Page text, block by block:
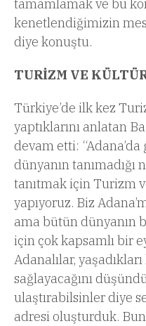
tamamlamak ve bu
kenetlendiğimizin
diye konuştu.
TURİZM VE
Türkiye’de ilk kez
yaptıklarını anlatan
devam etti:
dünyanın
tanıtmak için Turizm
yapıyoruz. Biz
ama bütün dünyanın
için çok kapsamlı bir
Adanalılar,
sağlayacağını
ulaştırabilsinler diye
adresi oluşturduk.